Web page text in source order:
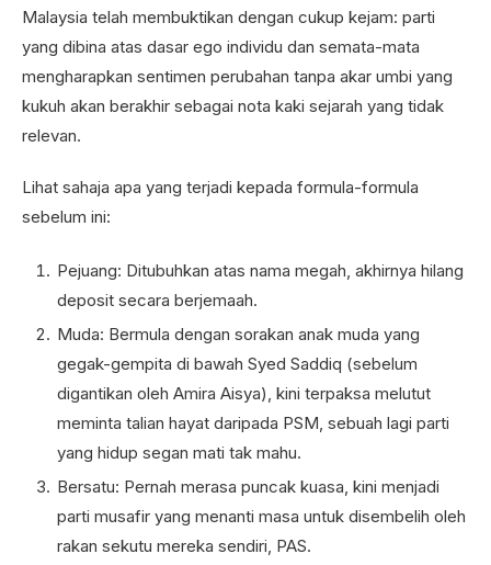
Malaysia telah membuktikan dengan cukup kejam: parti
yang dibina atas dasar ego individu dan semata-mata
mengharapkan sentimen perubahan tanpa akar umbi yang
kukuh akan berakhir sebagai nota kaki sejarah yang tidak
relevan.
Lihat sahaja apa yang terjadi kepada formula-formula
sebelum ini:
Pejuang: Ditubuhkan atas nama megah, akhirnya hilang
deposit secara berjemaah.
Muda: Bermula dengan sorakan anak muda yang
gegak-gempita di bawah Syed Saddiq (sebelum
digantikan oleh Amira Aisya), kini terpaksa melutut
meminta talian hayat daripada PSM, sebuah lagi parti
yang hidup segan mati tak mahu.
Bersatu: Pernah merasa puncak kuasa, kini menjadi
parti musafir yang menanti masa untuk disembelih oleh
rakan sekutu mereka sendiri, PAS.